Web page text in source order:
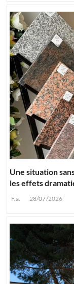
Une situation
les effets
F.a. 28/07/2026